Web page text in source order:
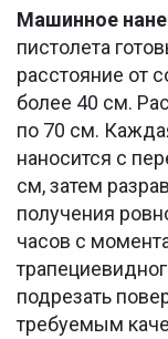
Машинное
пистолета
расстояние от
более 40 см.
по 70 см.
наносится с
см, затем
получения
часов с
подрезать
требуемым